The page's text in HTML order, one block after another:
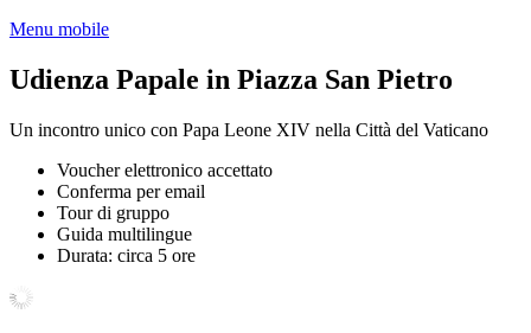
Menu mobile
Udienza Papale in Piazza San Pietro
Un incontro unico con Papa Leone XIV nella Città del Vaticano
Voucher elettronico accettato
Conferma per email
Tour di gruppo
Guida multilingue
Durata: circa 5 ore